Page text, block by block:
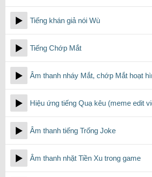
Tiếng khán giả nói Wù
Tiếng Chớp Mắt
Âm thanh nháy Mắt, chớp Mắt hoạt
Hiệu ứng tiếng Quạ kêu (meme edit
Âm thanh tiếng Trống Joke
Âm thanh nhặt Tiền Xu trong game